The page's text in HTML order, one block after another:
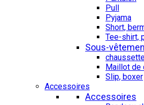
Pull
Pyjama
Short,
Tee-shirt,
Sous-
Maillot de
Slip, boxer
Accessoires
Accessoires